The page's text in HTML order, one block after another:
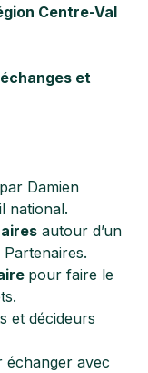
Centre-Val
et
par Damien
national.
autour d’un
pour faire le
et décideurs
échanger avec